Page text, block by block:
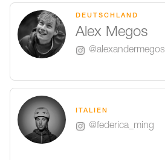
DEUTSCHLAND
Alex Megos
@alexandermegos
ITALIEN
@federica_ming